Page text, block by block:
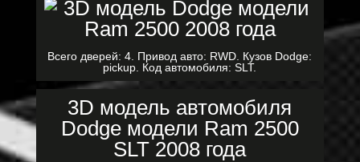
Всего дверей: 4. Привод авто: RWD. Кузов Dodge:
pickup. Код автомобиля: SLT.
3D модель автомобиля
Dodge модели Ram 2500
SLT 2008 года